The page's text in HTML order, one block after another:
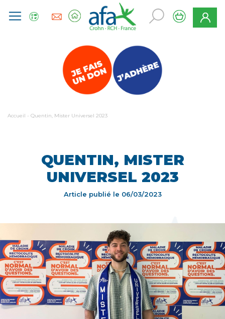
Accueil - Quentin, Mister Universel 2023
QUENTIN, MISTER
UNIVERSEL 2023
Article publié le 06/03/2023